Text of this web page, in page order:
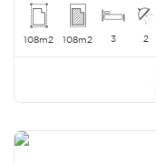
108m2 108m2 3 2